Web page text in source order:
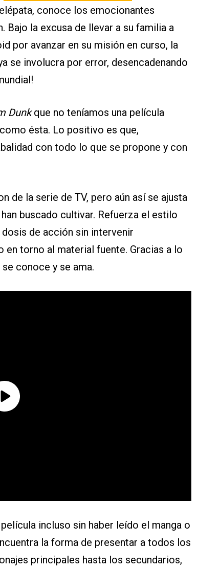
conoce los emocionantes
la excusa de llevar a su familia a
por avanzar en su misión en curso, la
se involucra por error, desencadenando
Dunkque no teníamos una película
ésta. Lo positivo es que,
con todo lo que se propone y con
de la serie de TV, pero aún así se ajusta
buscado cultivar. Refuerza el estilo
de acción sin intervenir
torno al material fuente. Gracias a lo
conoce y se ama.
incluso sin haber leído el manga o
la forma de presentar a todos los
principales hasta los secundarios,